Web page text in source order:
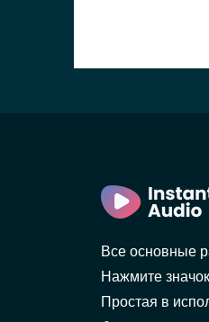
Все основные
Нажмите
Простая в